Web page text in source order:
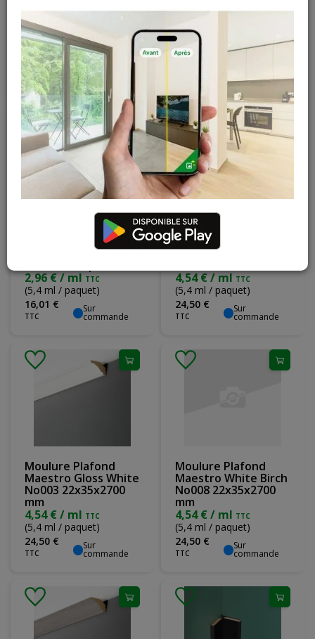
Oak Ca038
22x35x2700 mm
4,54 € / ml TTC
(5,4 ml / paquet)
24,50€
TTC
Sur
commande
Cr034 22x35x2700
mm
4,54 € / ml
(5,4 ml / paquet)
commande
Moulure pliante
Maestro - Brushed
Oak Ca015 - 2 x 50 x
2,96 € / ml TTC
(5,4 ml / paquet)
16,01 €
TTC
Sur
commande
Moulure Plafond
Maestro Light Oak
Ca042 22x35x2700
4,54 € / ml TTC
(5,4 ml / paquet)
24,50 €
TTC
Sur
commande
Moulure Plafond
Maestro Gloss White
No003 22x35x2700
mm
4,54 € / ml TTC
(5,4 ml / paquet)
24,50 €
TTC
Sur
commande
Moulure Plafond
Maestro White Birch
No008 22x35x2700
mm
4,54 € / ml TTC
(5,4 ml / paquet)
24,50 €
TTC
Sur
commande